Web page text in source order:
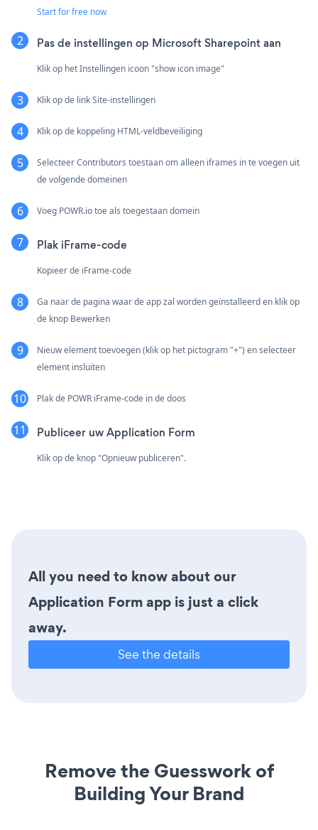
Start for free now
Pas de instellingen op Microsoft Sharepoint aan
Klik op het Instellingen icoon "show icon image"
Klik op de link Site-instellingen
Klik op de koppeling HTML-veldbeveiliging
Selecteer Contributors toestaan om alleen iframes in te voegen uit
de volgende domeinen
Voeg POWR.io toe als toegestaan domein
Plak iFrame-code
Kopieer de iFrame-code
Ga naar de pagina waar de app zal worden geïnstalleerd en klik op
de knop Bewerken
Nieuw element toevoegen (klik op het pictogram "+") en selecteer
element insluiten
Plak de POWR iFrame-code in de doos
Publiceer uw Application Form
Klik op de knop "Opnieuw publiceren".
All you need to know about our
Application Form app is just a click
away.
See the details
Remove the Guesswork of
Building Your Brand